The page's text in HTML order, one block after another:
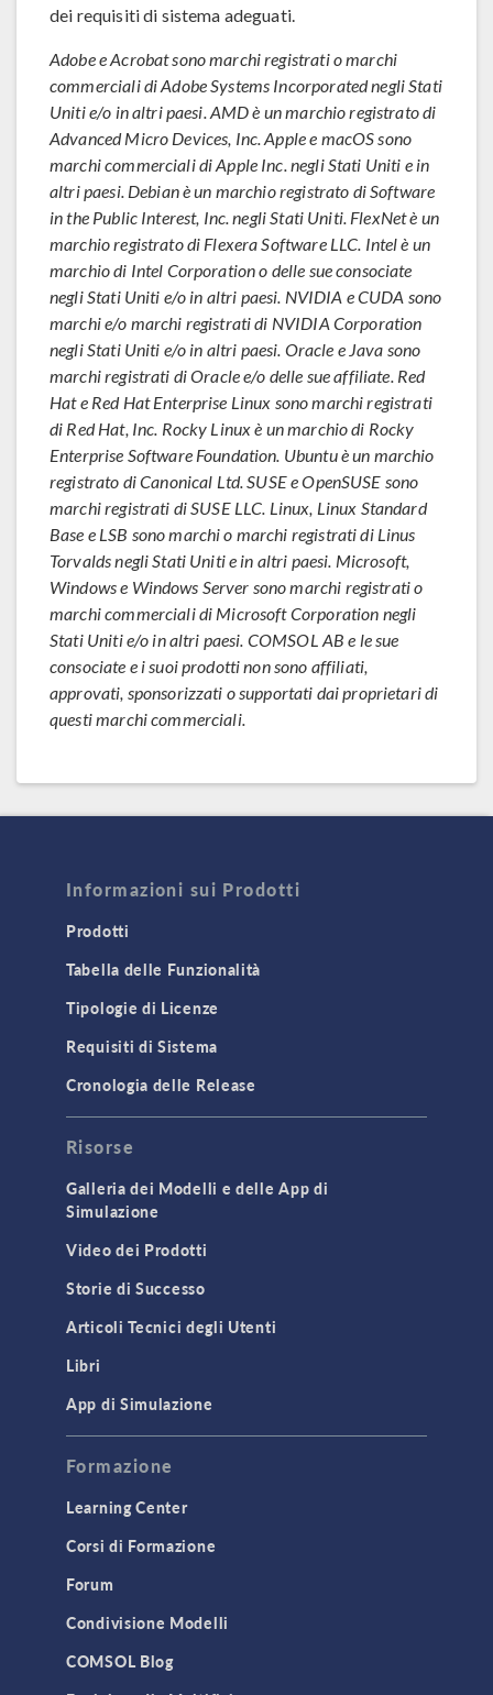
dei requisiti di sistema adeguati.
Adobe e Acrobat sono marchi registrati o marchi
commerciali di Adobe Systems Incorporated negli Stati
Uniti e/o in altri paesi. AMD è un marchio registrato di
Advanced Micro Devices, Inc. Apple e macOS sono
marchi commerciali di Apple Inc. negli Stati Uniti e in
altri paesi. Debian è un marchio registrato di Software
in the Public Interest, Inc. negli Stati Uniti. FlexNet è un
marchio registrato di Flexera Software LLC. Intel è un
marchio di Intel Corporation o delle sue consociate
negli Stati Uniti e/o in altri paesi. NVIDIA e CUDA sono
marchi e/o marchi registrati di NVIDIA Corporation
negli Stati Uniti e/o in altri paesi. Oracle e Java sono
marchi registrati di Oracle e/o delle sue affiliate. Red
Hat e Red Hat Enterprise Linux sono marchi registrati
di Red Hat, Inc. Rocky Linux è un marchio di Rocky
Enterprise Software Foundation. Ubuntu è un marchio
registrato di Canonical Ltd. SUSE e OpenSUSE sono
marchi registrati di SUSE LLC. Linux, Linux Standard
Base e LSB sono marchi o marchi registrati di Linus
Torvalds negli Stati Uniti e in altri paesi. Microsoft,
Windows e Windows Server sono marchi registrati o
marchi commerciali di Microsoft Corporation negli
Stati Uniti e/o in altri paesi. COMSOL AB e le sue
consociate e i suoi prodotti non sono affiliati,
approvati, sponsorizzati o supportati dai proprietari di
questi marchi commerciali.
Informazioni sui Prodotti
Prodotti
Tabella delle Funzionalità
Tipologie di Licenze
Requisiti di Sistema
Cronologia delle Release
Risorse
Galleria dei Modelli e delle App di
Simulazione
Video dei Prodotti
Storie di Successo
Articoli Tecnici degli Utenti
Libri
App di Simulazione
Formazione
Learning Center
Corsi di Formazione
Forum
Condivisione Modelli
COMSOL Blog